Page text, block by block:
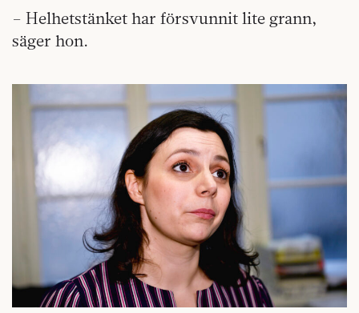
– Helhetstänket har försvunnit lite grann,
säger hon.